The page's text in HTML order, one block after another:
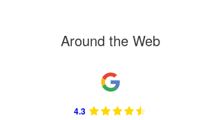
Around the Web
4.3